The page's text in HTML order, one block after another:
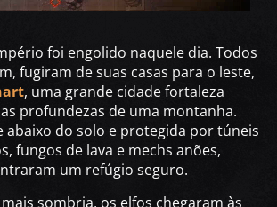
foi engolido naquele dia. Todos
fugiram de suas casas para o leste,
, uma grande cidade fortaleza
profundezas de uma montanha.
abaixo do solo e protegida por túneis
fungos de lava e mechs anões,
um refúgio seguro.
sombria, os elfos chegaram às